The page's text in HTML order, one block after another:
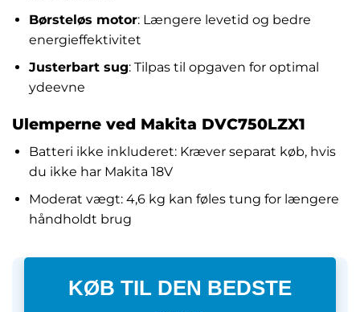
Børsteløs motor: Længere levetid og bedre
energieffektivitet
Justerbart sug: Tilpas til opgaven for optimal
ydeevne
Ulemperne ved Makita DVC750LZX1
Batteri ikke inkluderet: Kræver separat køb, hvis
du ikke har Makita 18V
Moderat vægt: 4,6 kg kan føles tung for længere
håndholdt brug
KØB TIL DEN BEDSTE